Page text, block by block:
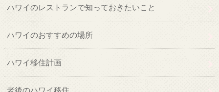
ハワイのレストランで知っておきたいこと
ハワイのおすすめの場所
ハワイ移住計画
老後のハワイ移住